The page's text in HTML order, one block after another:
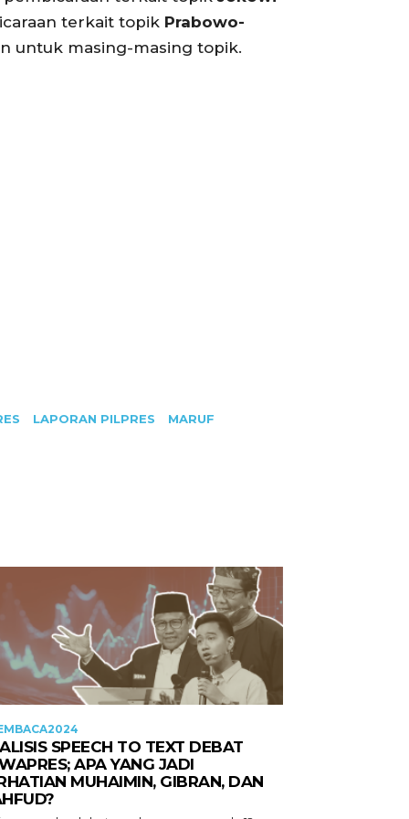
terkait topik Prabowo-
untuk masing-masing topik.
LAPORAN PILPRES MARUF
SPEECH TO TEXT DEBAT
APA YANG JADI
MUHAIMIN, GIBRAN, DAN